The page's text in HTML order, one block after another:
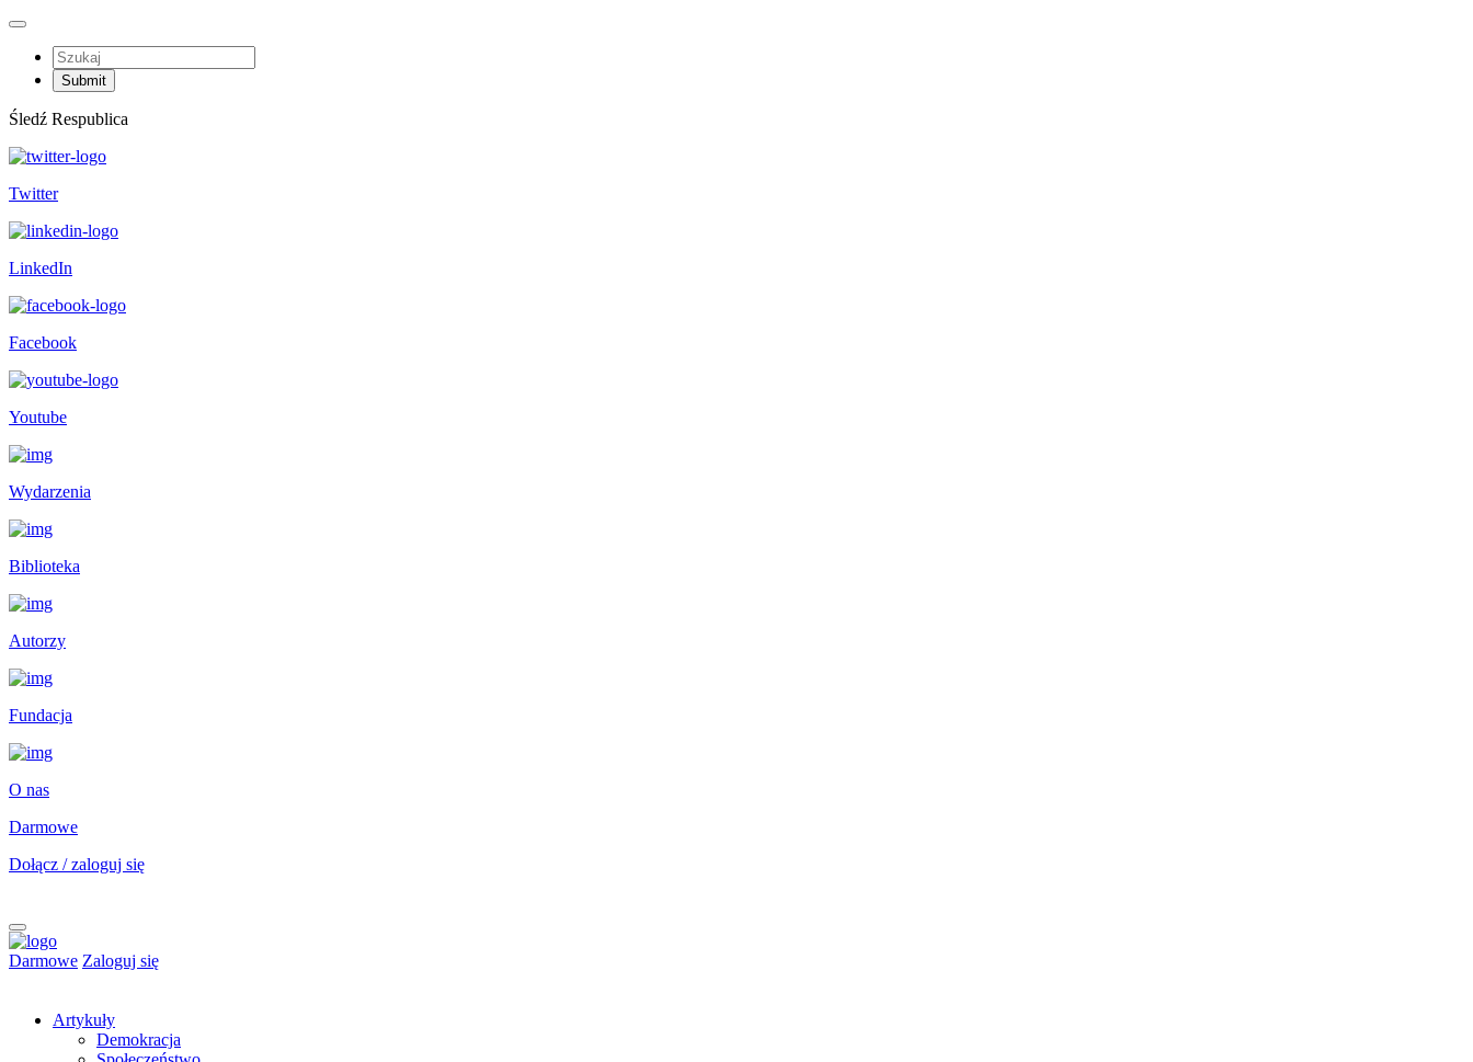
Śledź Respublica
Twitter
LinkedIn
Facebook
Youtube
Wydarzenia
Biblioteka
Autorzy
Fundacja
O nas
Darmowe
Dołącz / zaloguj się
Darmowe Zaloguj się
Artykuły
Demokracja